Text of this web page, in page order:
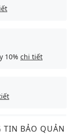
10% chi tiết
TIN BẢO QUẢN